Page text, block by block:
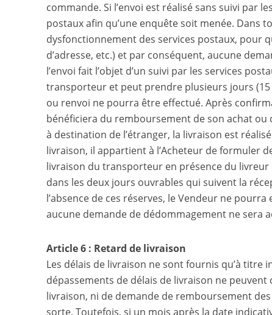
commande. Si l’envoi est réalisé sans suivi par
postaux afin qu’une enquête soit menée. Dans
dysfonctionnement des services postaux, pour
d’adresse, etc.) et par conséquent, aucune
l’envoi fait l’objet d’un suivi par les services
transporteur et peut prendre plusieurs jours
ou renvoi ne pourra être effectué. Après
bénéficiera du remboursement de son achat ou
à destination de l’étranger, la livraison est
livraison, il appartient à l’Acheteur de formuler
livraison du transporteur en présence du
dans les deux jours ouvrables qui suivent la
l’absence de ces réserves, le Vendeur ne
aucune demande de dédommagement ne sera
Article 6 : Retard de livraison
Les délais de livraison ne sont fournis qu’à titre
dépassements de délais de livraison ne
livraison, ni de demande de remboursement
sorte. Toutefois, si un mois après la date